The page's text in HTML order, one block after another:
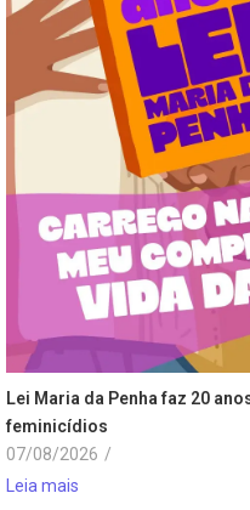
Lei Maria da Penha faz 20
feminicídios
07/08/2026 /
Leia mais